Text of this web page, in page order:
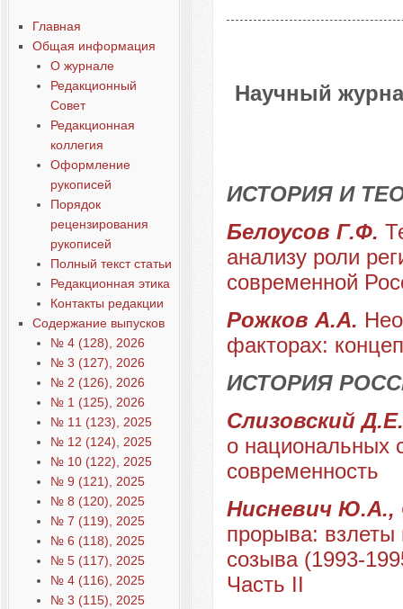
Главная
Общая информация
О журнале
Редакционный
Совет
Редакционная
коллегия
Оформление
рукописей
Порядок
рецензирования
рукописей
Полный текст статьи
Редакционная этика
Контакты редакции
Содержание выпусков
№ 4 (128), 2026
№ 3 (127), 2026
№ 2 (126), 2026
№ 1 (125), 2026
№ 11 (123), 2025
№ 12 (124), 2025
№ 10 (122), 2025
№ 9 (121), 2025
№ 8 (120), 2025
№ 7 (119), 2025
№ 6 (118), 2025
№ 5 (117), 2025
№ 4 (116), 2025
№ 3 (115), 2025
Научный
ИСТОРИЯ И
Белоусов Г.Ф.
анализу роли
современной
Рожков А.А.
факторах:
ИСТОРИЯ
Слизовский
о национальных
современность
Нисневич
прорыва: взлеты
созыва (1993-
Часть II